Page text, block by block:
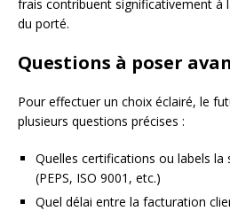
frais contribuent significativement à
du porté.
Questions à poser
Pour effectuer un choix éclairé, le
plusieurs questions précises :
Quelles certifications ou labels la
(PEPS, ISO 9001, etc.)
Quel délai entre la facturation